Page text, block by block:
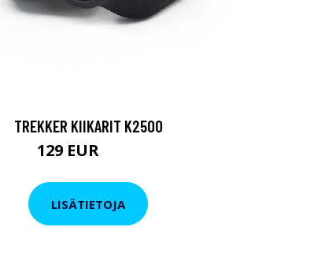
TREKKER KIIKARIT K2500
129 EUR
LISÄTIETOJA